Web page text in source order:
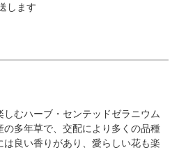
します
むハーブ・センテッドゼラニウム
多年草で、交配により多くの品種
良い香りがあり、愛らしい花も楽